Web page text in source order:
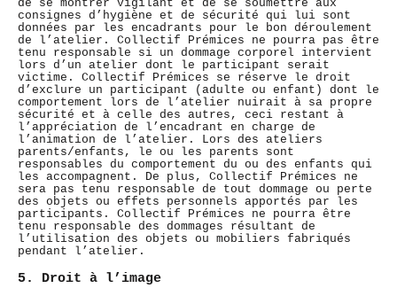
de se montrer vigilant et de se soumettre aux
consignes d’hygiène et de sécurité qui lui sont
données par les encadrants pour le bon déroulement
de l’atelier. Collectif Prémices ne pourra pas être
tenu responsable si un dommage corporel intervient
lors d’un atelier dont le participant serait
victime. Collectif Prémices se réserve le droit
d’exclure un participant (adulte ou enfant) dont le
comportement lors de l’atelier nuirait à sa propre
sécurité et à celle des autres, ceci restant à
l’appréciation de l’encadrant en charge de
l’animation de l’atelier. Lors des ateliers
parents/enfants, le ou les parents sont
responsables du comportement du ou des enfants qui
les accompagnent. De plus, Collectif Prémices ne
sera pas tenu responsable de tout dommage ou perte
des objets ou effets personnels apportés par les
participants. Collectif Prémices ne pourra être
tenu responsable des dommages résultant de
l’utilisation des objets ou mobiliers fabriqués
pendant l’atelier.
5. Droit à l’image